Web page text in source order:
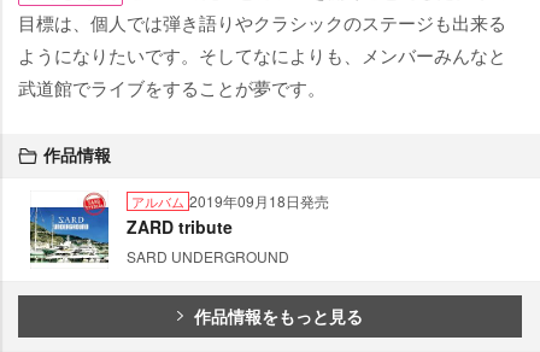
目標は、個人では弾き語りやクラシックのステージも出来る
ようになりたいです。そしてなによりも、メンバーみんなと
武道館でライブをすることが夢です。
作品情報
アルバム 2019年09月18日発売
ZARD tribute
SARD UNDERGROUND
作品情報をもっと見る